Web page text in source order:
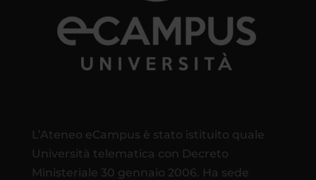
L’Ateneo eCampus è stato istituito quale
Università telematica con Decreto
Ministeriale 30 gennaio 2006. Ha sede